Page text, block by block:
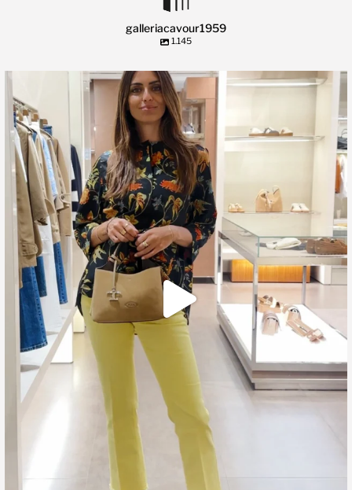
galleriacavour1959
1.145
🍃 Entriamo da Dev in @galleriacavour1959 a...
39 2